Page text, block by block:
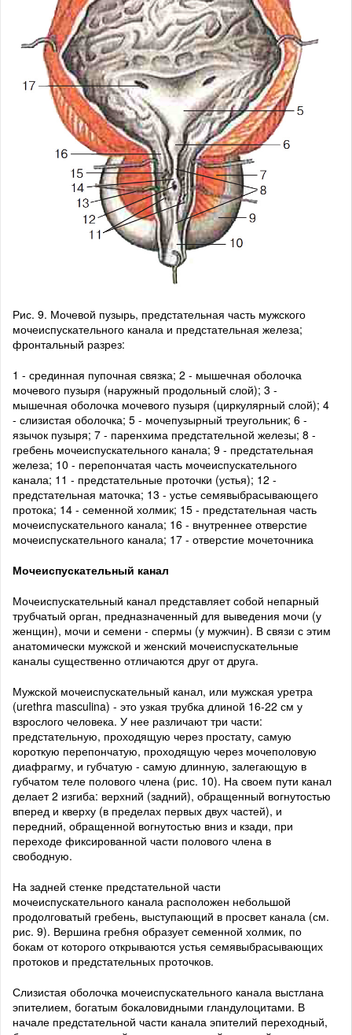
Рис. 9. Мочевой пузырь, предстательная часть мужского
мочеиспускательного канала и предстательная железа;
фронтальный разрез:
1 - срединная пупочная связка; 2 - мышечная оболочка
мочевого пузыря (наружный продольный слой); 3 -
мышечная оболочка мочевого пузыря (циркулярный слой); 4
- слизистая оболочка; 5 - мочепузырный треугольник; 6 -
язычок пузыря; 7 - паренхима предстательной железы; 8 -
гребень мочеиспускательного канала; 9 - предстательная
железа; 10 - перепончатая часть мочеиспускательного
канала; 11 - предстательные проточки (устья); 12 -
предстательная маточка; 13 - устье семявыбрасывающего
протока; 14 - семенной холмик; 15 - предстательная часть
мочеиспускательного канала; 16 - внутреннее отверстие
мочеиспускательного канала; 17 - отверстие мочеточника
Мочеиспускательный канал
Мочеиспускательный канал представляет собой непарный
трубчатый орган, предназначенный для выведения мочи (у
женщин), мочи и семени - спермы (у мужчин). В связи с этим
анатомически мужской и женский мочеиспускательные
каналы существенно отличаются друг от друга.
Мужской мочеиспускательный канал, или мужская уретра
(urethra masculina) - это узкая трубка длиной 16-22 см у
взрослого человека. У нее различают три части:
предстательную, проходящую через простату, самую
короткую перепончатую, проходящую через мочеполовую
диафрагму, и губчатую - самую длинную, залегающую в
губчатом теле полового члена (рис. 10). На своем пути канал
делает 2 изгиба: верхний (задний), обращенный вогнутостью
вперед и кверху (в пределах первых двух частей), и
передний, обращенной вогнутостью вниз и кзади, при
переходе фиксированной части полового члена в
свободную.
На задней стенке предстательной части
мочеиспускательного канала расположен небольшой
продолговатый гребень, выступающий в просвет канала (см.
рис. 9). Вершина гребня образует семенной холмик, по
бокам от которого открываются устья семявыбрасывающих
протоков и предстательных проточков.
Слизистая оболочка мочеиспускательного канала выстлана
эпителием, богатым бокаловидными гландулоцитами. В
начале предстательной части канала эпителий переходный,